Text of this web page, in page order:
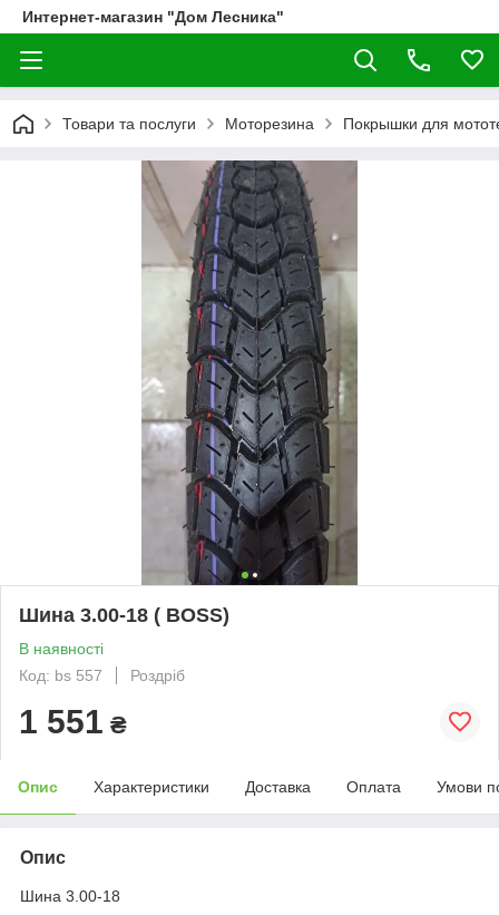
Интернет-магазин "Дом Лесника"
Товари та послуги Моторезина Покрышки для
Шина 3.00-18 ( BOSS)
В наявності
Код: bs 557
Роздріб
1 551 ₴
Опис Характеристики Доставка Оплата Умови
Опис
Шина 3.00-18